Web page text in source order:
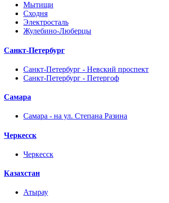
Мытищи
Сходня
Электросталь
Жулебино-Люберцы
Санкт-Петербург
Санкт-Петербург - Невский проспект
Санкт-Петербург - Петергоф
Самара
Самара - на ул. Степана Разина
Черкесск
Черкесск
Казахстан
Атырау